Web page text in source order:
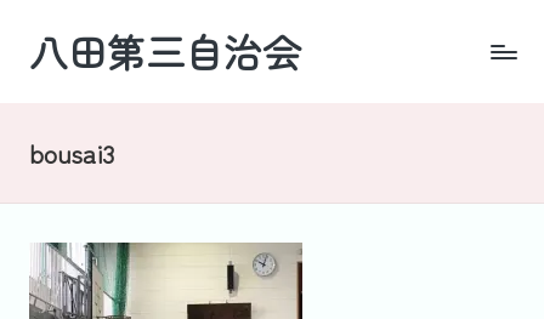
八田第三自治会
市・
津
bousai3